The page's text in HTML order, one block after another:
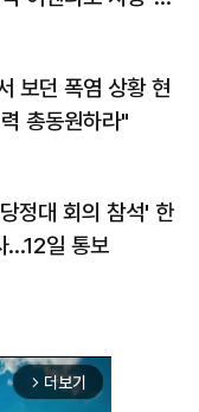
보던 폭염 상황 현
총동원하라"
정대 회의 참석' 한
...12일 통보
arrow_forward_ios 더보기